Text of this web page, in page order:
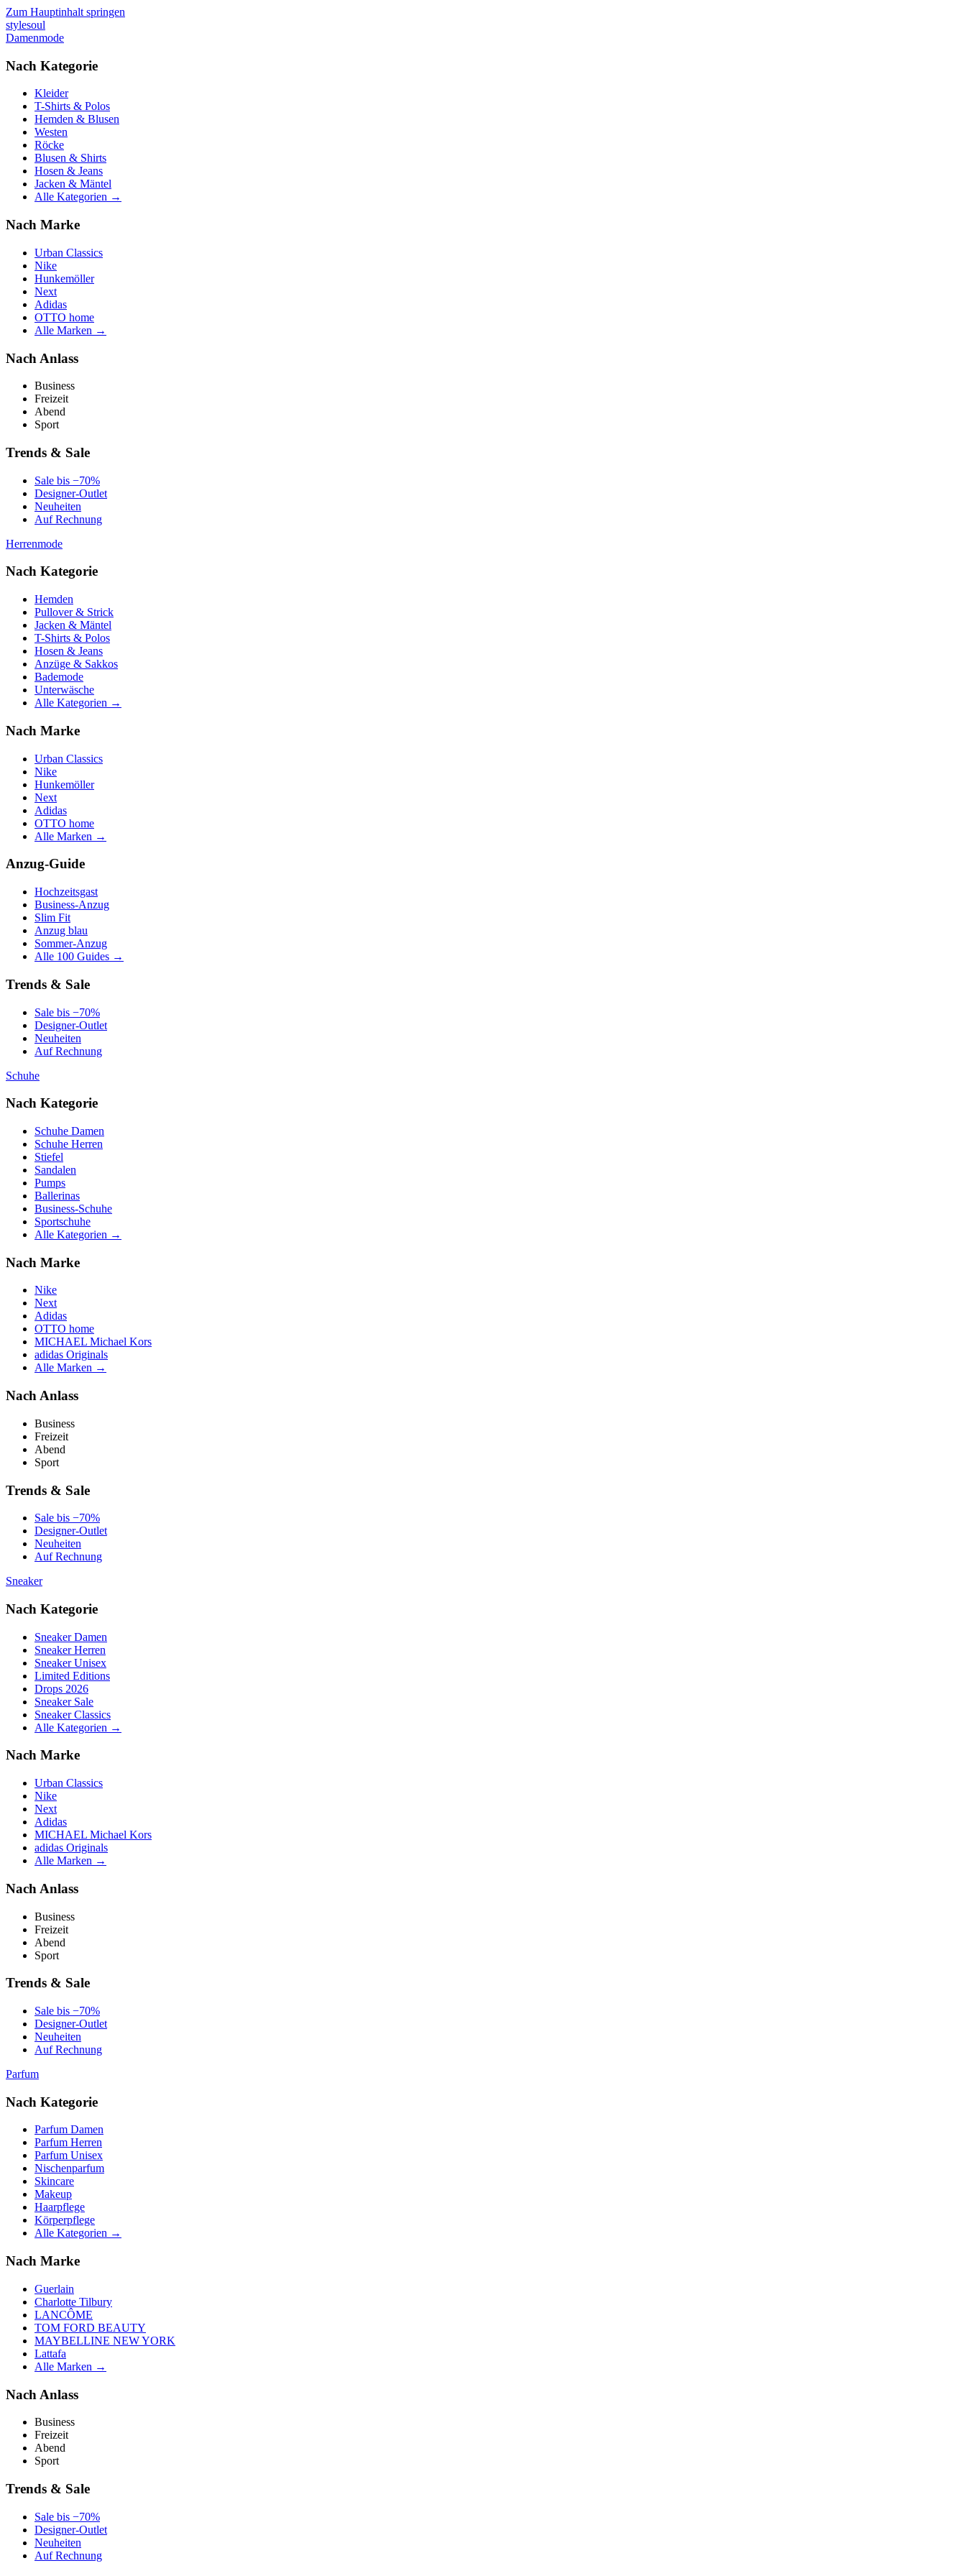
Zum Hauptinhalt springen
stylesoul
Damenmode
Nach Kategorie
Kleider
T-Shirts & Polos
Hemden & Blusen
Westen
Röcke
Blusen & Shirts
Hosen & Jeans
Jacken & Mäntel
Alle Kategorien →
Nach Marke
Urban Classics
Nike
Hunkemöller
Next
Adidas
OTTO home
Alle Marken →
Nach Anlass
Business
Freizeit
Abend
Sport
Trends & Sale
Sale bis −70%
Designer-Outlet
Neuheiten
Auf Rechnung
Herrenmode
Nach Kategorie
Hemden
Pullover & Strick
Jacken & Mäntel
T-Shirts & Polos
Hosen & Jeans
Anzüge & Sakkos
Bademode
Unterwäsche
Alle Kategorien →
Nach Marke
Urban Classics
Nike
Hunkemöller
Next
Adidas
OTTO home
Alle Marken →
Anzug-Guide
Hochzeitsgast
Business-Anzug
Slim Fit
Anzug blau
Sommer-Anzug
Alle 100 Guides →
Trends & Sale
Sale bis −70%
Designer-Outlet
Neuheiten
Auf Rechnung
Schuhe
Nach Kategorie
Schuhe Damen
Schuhe Herren
Stiefel
Sandalen
Pumps
Ballerinas
Business-Schuhe
Sportschuhe
Alle Kategorien →
Nach Marke
Nike
Next
Adidas
OTTO home
MICHAEL Michael Kors
adidas Originals
Alle Marken →
Nach Anlass
Business
Freizeit
Abend
Sport
Trends & Sale
Sale bis −70%
Designer-Outlet
Neuheiten
Auf Rechnung
Sneaker
Nach Kategorie
Sneaker Damen
Sneaker Herren
Sneaker Unisex
Limited Editions
Drops 2026
Sneaker Sale
Sneaker Classics
Alle Kategorien →
Nach Marke
Urban Classics
Nike
Next
Adidas
MICHAEL Michael Kors
adidas Originals
Alle Marken →
Nach Anlass
Business
Freizeit
Abend
Sport
Trends & Sale
Sale bis −70%
Designer-Outlet
Neuheiten
Auf Rechnung
Parfum
Nach Kategorie
Parfum Damen
Parfum Herren
Parfum Unisex
Nischenparfum
Skincare
Makeup
Haarpflege
Körperpflege
Alle Kategorien →
Nach Marke
Guerlain
Charlotte Tilbury
LANCÔME
TOM FORD BEAUTY
MAYBELLINE NEW YORK
Lattafa
Alle Marken →
Nach Anlass
Business
Freizeit
Abend
Sport
Trends & Sale
Sale bis −70%
Designer-Outlet
Neuheiten
Auf Rechnung